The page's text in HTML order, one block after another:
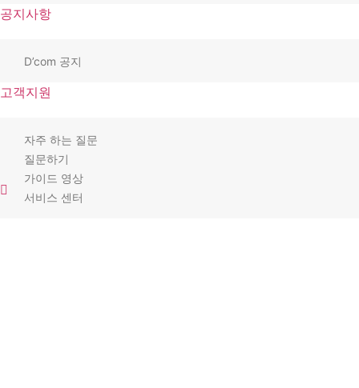
공지사항
D’com 공지
고객지원
자주 하는 질문
질문하기
가이드 영상
서비스 센터